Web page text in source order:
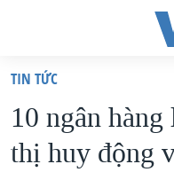
truy
cập
Tới
VIỆT NAM
HOA KỲ
TIN TỨC
10 ngân
thị huy động